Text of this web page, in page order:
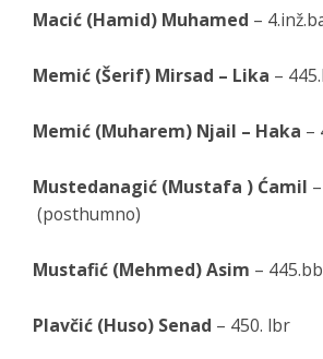
Macić (Hamid) Muhamed –
Memić (Šerif) Mirsad – Lika –
Memić (Muharem) Njail – Haka –
Mustedanagić (Mustafa ) Ćamil
(posthumno)
Mustafić (Mehmed) Asim –
Plavčić (Huso) Senad – 450. lbr